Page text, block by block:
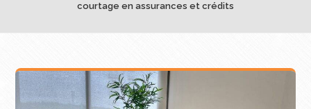
courtage en assurances et crédits